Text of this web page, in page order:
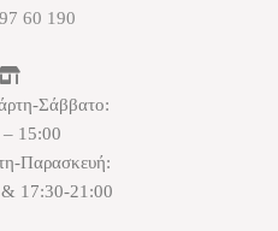
60 190
Σάββατο:
15:00
Παρασκευή:
17:30-21:00